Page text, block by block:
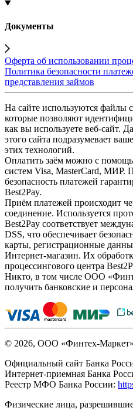
Документы
Оферта об использовании
Политика безопасности
представления займов
На сайте используются файлы
которые позволяют
как вы используете веб-сайт.
этого сайта подразумевает
этих технологий.
Оплатить заём можно с
систем Visa, MasterCard, МИР.
безопасность платежей
Best2Pay.
Приём платежей происходит
соединение. Используется
Best2Pay соответствует
DSS, что обеспечивает
карты, регистрационные
Интернет-магазин. Их
процессингового центра
Никто, в том числе ООО
получить банковские и
© 2026, ООО «Финтех-Маркет»
Официальный сайт Банка
Интернет-приемная Банка
Реестр МФО Банка России:
Физические лица,